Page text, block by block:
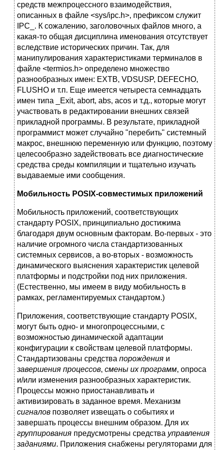
средств межпроцессного взаимодействия,
описанных в файле <sys/ipc.h>, префиксом служит
IPC_. К сожалению, заголовочных файлов много, а
какая-то общая дисциплина именования отсутствует
вследствие исторических причин. Так, для
манипулирования характеристиками терминалов в
файле <termios.h> определено множество
разнообразных имен: EXTB, VDSUSP, DEFECHO,
FLUSHO и т.п. Еще имеется четыреста семнадцать
имен типа _Exit, abort, abs, acos и т.д., которые могут
участвовать в редактировании внешних связей
прикладной программы. В результате, прикладной
программист может случайно "перебить" системный
макрос, внешнюю переменную или функцию, поэтому
целесообразно задействовать все диагностические
средства среды компиляции и тщательно изучать
выдаваемые ими сообщения.
Мобильность POSIX-совместимых приложений
Мобильность приложений, соответствующих
стандарту POSIX, принципиально достижима
благодаря двум основным факторам. Во-первых - это
наличие огромного числа стандартизованных
системных сервисов, а во-вторых - возможность
динамического выяснения характеристик целевой
платформы и подстройки под них приложения.
(Естественно, мы имеем в виду мобильность в
рамках, регламентируемых стандартом.)
Приложения, соответствующие стандарту POSIX,
могут быть одно- и многопроцессными, с
возможностью динамической адаптации
конфигурации к свойствам целевой платформы.
Стандартизованы средства порождения и
завершения процессов, смены их программ, опроса
и/или изменения разнообразных характеристик.
Процессы можно приостанавливать и
активизировать в заданное время. Механизм
сигналов позволяет извещать о событиях и
завершать процессы внешним образом. Для их
группирования предусмотрены средства управления
заданиями. Приложения снабжены регуляторами для